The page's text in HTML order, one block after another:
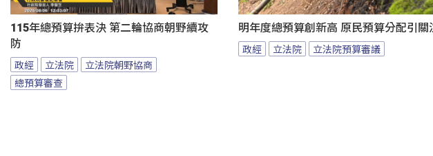
115年總預算拚表決 第二輪協商朝野續攻
防
政經 立法院
立法院朝野協商
總預算審查
明年度總預算創新高 原民預算分配引關
政經 立法院 立法院預算審議